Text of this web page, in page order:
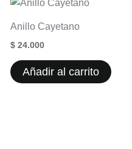
Anillo Cayetano
$ 24.000
Añadir al carrito